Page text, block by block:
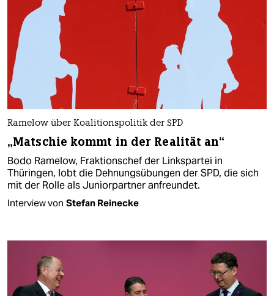
Ramelow über Koalitionspolitik der SPD
„Matschie kommt in der Realität an“
Bodo Ramelow, Fraktionschef der Linkspartei in
Thüringen, lobt die Dehnungsübungen der SPD, die sich
mit der Rolle als Juniorpartner anfreundet.
Interview von Stefan Reinecke